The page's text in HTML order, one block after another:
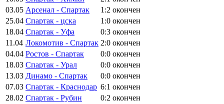
03.05 Арсенал - Спартак 1:2 окончен
25.04 Спартак - цска 1:0 окончен
18.04 Спартак - Уфа 0:3 окончен
11.04 Локомотив - Спартак 2:0 окончен
04.04 Ростов - Спартак 0:0 окончен
18.03 Спартак - Урал 0:0 окончен
13.03 Динамо - Спартак 0:0 окончен
07.03 Спартак - Краснодар 6:1 окончен
28.02 Спартак - Рубин 0:2 окончен